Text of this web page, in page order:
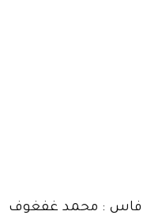
فاس : محمد غفغوف